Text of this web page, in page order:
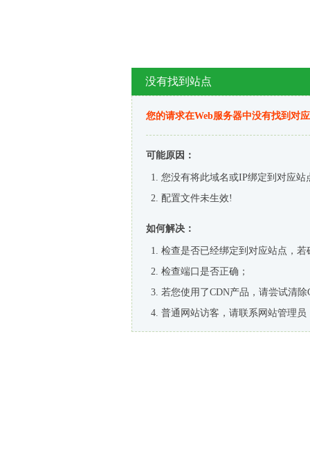
没有找到站点
您的请求在Web服务器中没有找到对
可能原因：
您没有将此域名或IP绑定到对应站
配置文件未生效!
如何解决：
检查是否已经绑定到对应站点，
检查端口是否正确；
若您使用了CDN产品，请尝试清除
普通网站访客，请联系网站管理员